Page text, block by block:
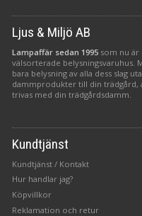
Ljus & Miljö AB
Lampaffär sedan 1995 som nu är
välsorterade belysningsvaruhus.
bara belysning av alla dess slag
dammprodukter till din trädgård,
trivas med din trädgårdsdamm.
Kundtjänst
Kundtjänst / Kontakt
Hur handlar jag?
Köpvillkor
Reklamation och retur